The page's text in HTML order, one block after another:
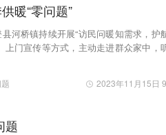
暖“零问题”
河桥镇持续开展“访民问暖知需求，护
上门宣传等方式，主动走进群众家中，
2023年11月15日
题